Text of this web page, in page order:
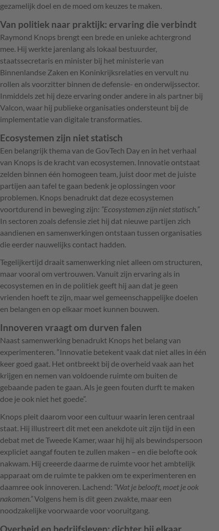
gezamelijk doel en de moed om keuzes te maken.
Van politiek naar praktijk: ervaring die verbindt
Raymond Knops brengt een brede en unieke achtergrond
mee. Hij werkte jarenlang als lokaal bestuurder,
staatssecretaris en minister bij het ministerie van
Binnenlandse Zaken en Koninkrijksrelaties en vervult nu
rollen als voorzitter binnen de defensie- en onderwijssector.
Inmiddels zet hij deze ervaring onder andere in als partner bij
Valcon, waar hij publieke organisaties ondersteunt bij de
implementatie van digitale transformaties.
Ecosystemen zijn niet statisch
Een belangrijk thema van de GovTech Day en in het verhaal
van Knops is de kracht van ecosystemen. Innovatie ontstaat
zelden binnen één homogeen team, juist door met de juiste
partijen aan tafel te gaan bedenk je oplossingen voor
problemen. Knops benadrukt dat deze ecosystemen
voortdurend in beweging zijn: “Ecosystemen zijn niet statisch.”
In sectoren zoals defensie ziet hij dat nieuwe partijen zich
aandienen en samenwerkingen ontstaan tussen organisaties
die eerder nauwelijks contact hadden.
Tegelijkertijd draait samenwerking niet alleen om structuren,
maar vooral om vertrouwen. Vanuit zijn ervaring als in
ecosystemen en in de politiek geeft hij aan dat je geen
vrienden hoeft te zijn, maar wel gemeenschappelijke doelen
en belangen en op elkaar moet kunnen bouwen.
Innoveren vraagt om durven falen
Naast samenwerking benadrukt Knops het belang van
experimenteren. “Innovatie betekent vaak dat niet alles in één
keer goed gaat. Het ontbreekt bij de overheid vaak aan het
krijgen en nemen van voldoende ruimte om buiten de
gebaande paden te gaan. Als je geen fouten durft te maken
doe je ook niet het goede”.
Knops pleit daarom voor een cultuur waarin leren centraal
staat. Hij illustreert dit met een anekdote uit zijn tijd in een
debat met de Tweede Kamer, waar hij hij als bewindspersoon
expliciet aangaf fouten te zullen maken – en die belofte ook
nakwam. Hij creeerde daarme de ruimte voor het ambtelijk
apparaat om de ruimte te pakken om te experimenteren en
daamree ook innoveren. Lachend: “Wat je belooft, moet je ook
nakomen.”Volgens hem is dit geen zwakte, maar een
noodzakelijke voorwaarde voor vooruitgang.